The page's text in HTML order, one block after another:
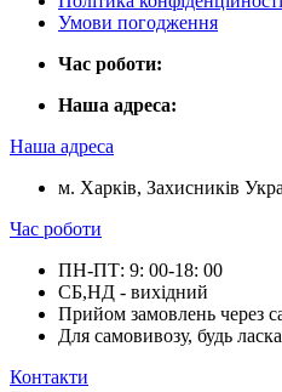
Умови погодження
Час роботи:
Наша адреса:
Наша адреса
м. Харків, Захисників
Час роботи
ПН-ПТ: 9: 00-18: 00
СБ,НД - вихідний
Прийом замовлень через
Для самовивозу, будь
Контакти